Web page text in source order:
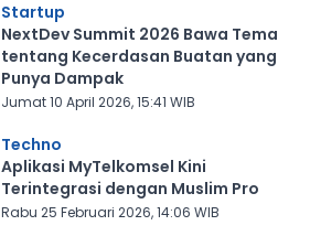
Startup
NextDev Summit 2026 Bawa Tema
tentang Kecerdasan Buatan yang
Punya Dampak
Jumat 10 April 2026, 15:41 WIB
Techno
Aplikasi MyTelkomsel Kini
Terintegrasi dengan Muslim Pro
Rabu 25 Februari 2026, 14:06 WIB